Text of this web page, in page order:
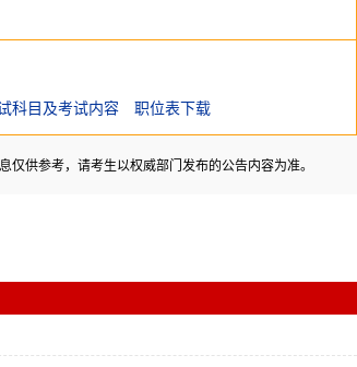
科目及考试内容 职位表下载
供参考，请考生以权威部门发布的公告内容为准。